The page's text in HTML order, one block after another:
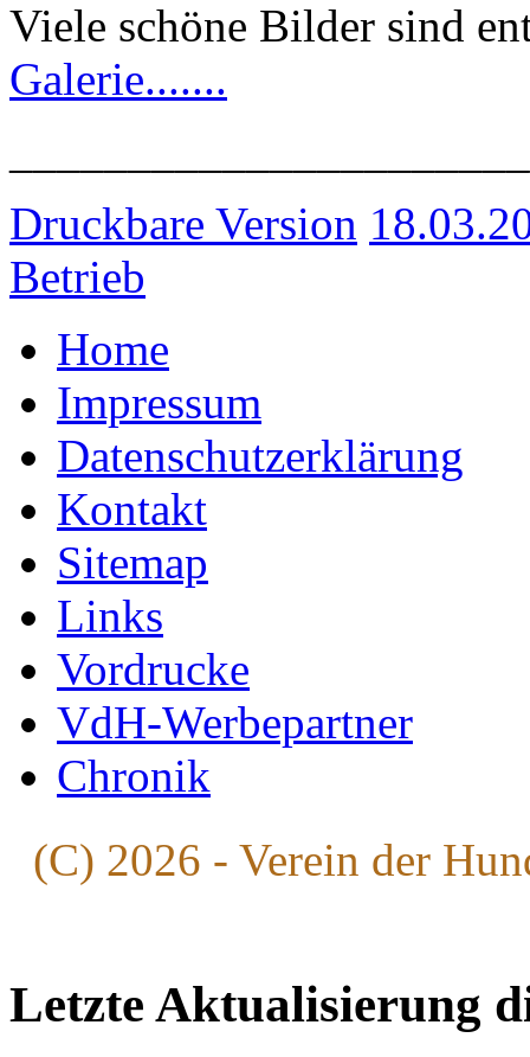
Viele schöne Bilder sind
Galerie.......
Druckbare Version
Betrieb
Home
Impressum
Datenschutzerklärung
Kontakt
Sitemap
Links
Vordrucke
VdH-Werbepartner
Chronik
(C) 2026 - Verein der
Letzte Aktualisierung